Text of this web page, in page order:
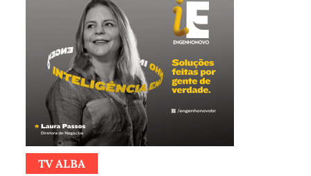
TV ALBA